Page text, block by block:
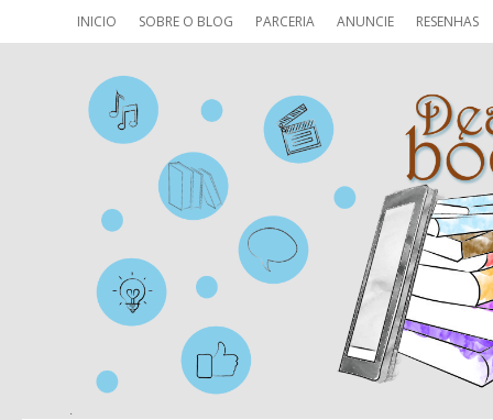
INICIO SOBRE O BLOG PARCERIA ANUNCIE RESENHAS